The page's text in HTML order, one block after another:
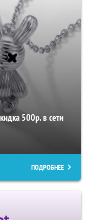
500р. в сети
ПОДРОБНЕЕ